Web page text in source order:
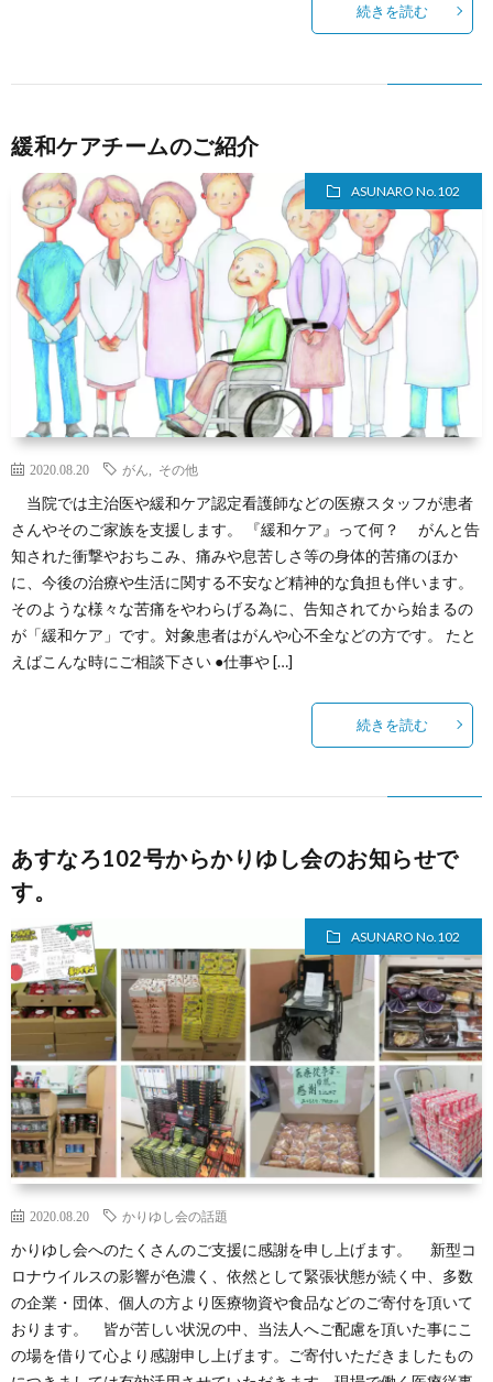
続きを読む
緩和ケアチームのご紹介
ASUNARO No.102
2020.08.20 がん その他
当院では主治医や緩和ケア認定看護師などの医療スタッフが患者
さんやそのご家族を支援します。 『緩和ケア』って何？ がんと告
知された衝撃やおちこみ、痛みや息苦しさ等の身体的苦痛のほか
に、今後の治療や生活に関する不安など精神的な負担も伴います。
そのような様々な苦痛をやわらげる為に、告知されてから始まるの
が「緩和ケア」です。対象患者はがんや心不全などの方です。 たと
えばこんな時にご相談下さい ●仕事や […]
続きを読む
あすなろ102号からかりゆし会のお知らせで
す。
ASUNARO No.102
2020.08.20 かりゆし会の話題
かりゆし会へのたくさんのご支援に感謝を申し上げます。 新型コ
ロナウイルスの影響が色濃く、依然として緊張状態が続く中、多数
の企業・団体、個人の方より医療物資や食品などのご寄付を頂いて
おります。 皆が苦しい状況の中、当法人へご配慮を頂いた事にこ
の場を借りて心より感謝申し上げます。ご寄付いただきましたもの